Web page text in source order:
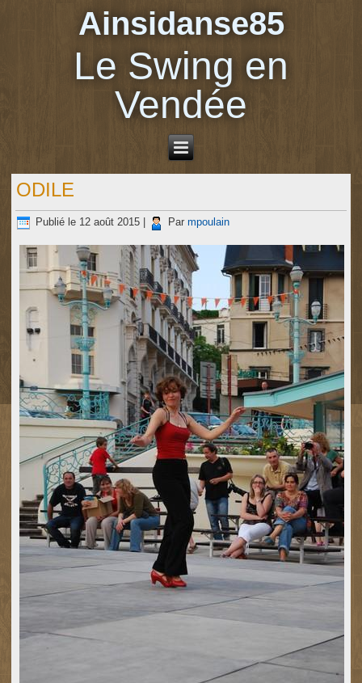
Ainsidanse85
Le Swing en
Vendée
ODILE
Publié le 12 août 2015 Par mpoulain